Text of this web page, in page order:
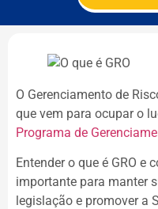
O Gerenciamento de
que vem para ocupar o
Programa de
Entender o que é GRO e
importante para manter
legislação e promover a